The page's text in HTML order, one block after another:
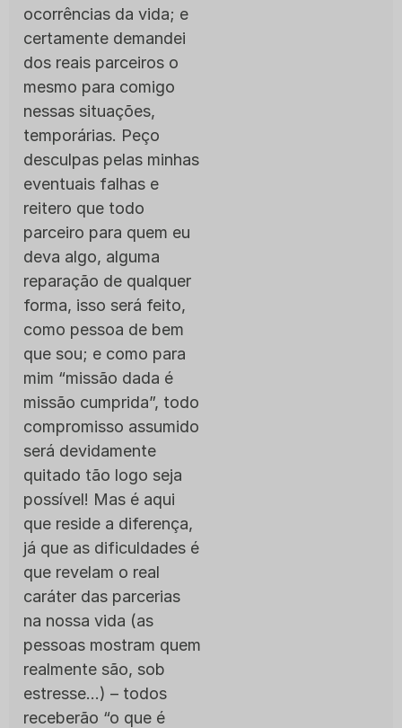
ocorrências da vida; e
certamente demandei
dos reais parceiros o
mesmo para comigo
nessas situações,
temporárias. Peço
desculpas pelas minhas
eventuais falhas e
reitero que todo
parceiro para quem eu
deva algo, alguma
reparação de qualquer
forma, isso será feito,
como pessoa de bem
que sou; e como para
mim “missão dada é
missão cumprida”, todo
compromisso assumido
será devidamente
quitado tão logo seja
possível! Mas é aqui
que reside a diferença,
já que as dificuldades é
que revelam o real
caráter das parcerias
na nossa vida (as
pessoas mostram quem
realmente são, sob
estresse…) – todos
receberão “o que é